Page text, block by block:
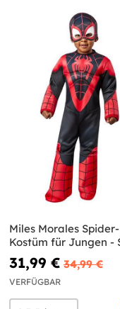
Miles Morales
Kostüm für Jungen -
und seine Super-
31,99 € 34,99 €
VERFÜGBAR